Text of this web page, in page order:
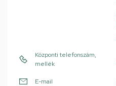
Központi telefonszám,
mellék
E-mail